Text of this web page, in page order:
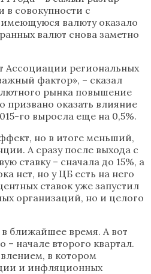
в совокупности с
имеющуюся валюту оказало
валют снова заметно
Ассоциации региональных
фактор», – сказал
рынка повышение
призвано оказать влияние
го выросла еще на 0,5%.
но в итоге меньший,
А сразу после выхода с
ставку – сначала до 15%, а
нет, но у ЦБ есть на него
ставок уже запустил
организаций, но и целого
ближайшее время. А вот
начале второго квартал.
в котором
и инфляционных